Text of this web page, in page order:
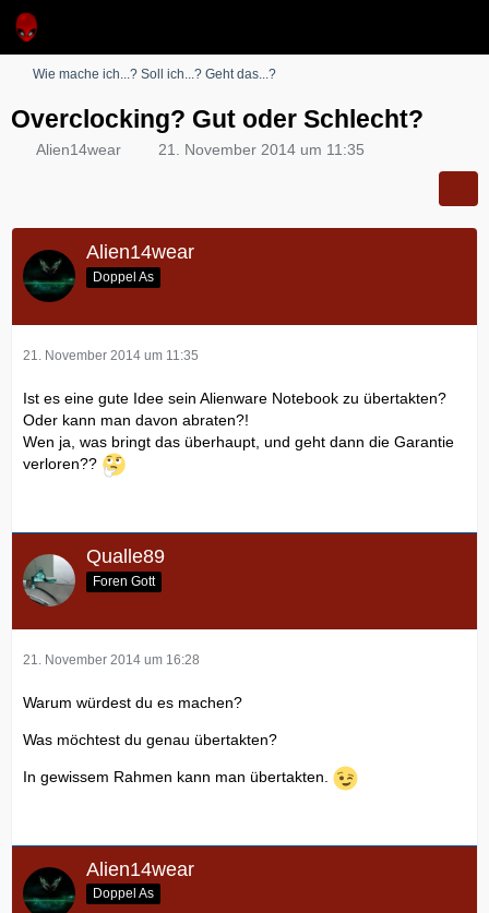
Wie mache ich...? Soll ich...? Geht das...?
Overclocking? Gut oder Schlecht?
Alien14wear 21. November 2014 um 11:35
Alien14wear
Doppel As
21. November 2014 um 11:35
Ist es eine gute Idee sein Alienware Notebook zu übertakten?
Oder kann man davon abraten?!
Wen ja, was bringt das überhaupt, und geht dann die Garantie
verloren??
Qualle89
Foren Gott
21. November 2014 um 16:28
Warum würdest du es machen?
Was möchtest du genau übertakten?
In gewissem Rahmen kann man übertakten.
Alien14wear
Doppel As